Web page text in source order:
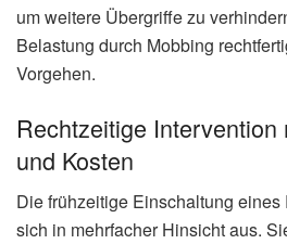
um weitere Übergriffe zu
Belastung durch Mobbing
Vorgehen.
Rechtzeitige
und Kosten
Die frühzeitige Einschaltung
sich in mehrfacher Hinsicht aus.